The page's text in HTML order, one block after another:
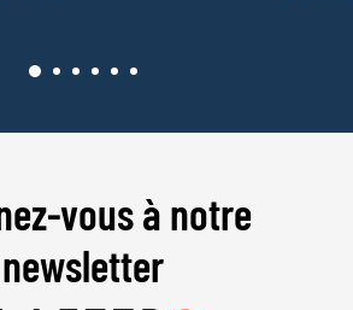
vous à notre
newsletter